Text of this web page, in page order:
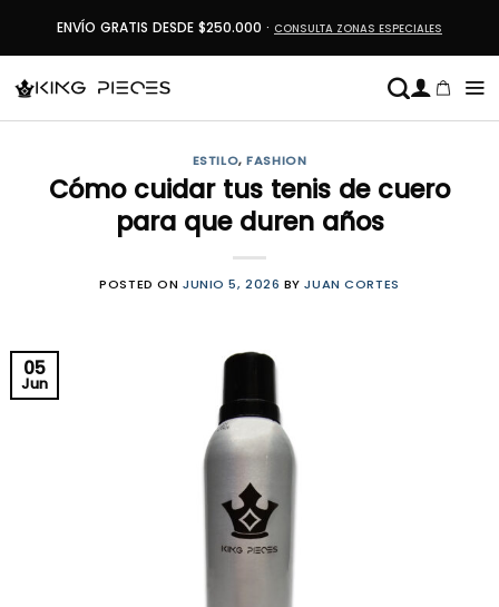
ENVÍO GRATIS DESDE $250.000 · CONSULTA ZONAS ESPECIALES
ESTILO,FASHION
Cómo cuidar tus tenis de cuero
para que duren años
POSTED ON JUNIO 5, 2026 BYJUAN CORTES
05
Jun